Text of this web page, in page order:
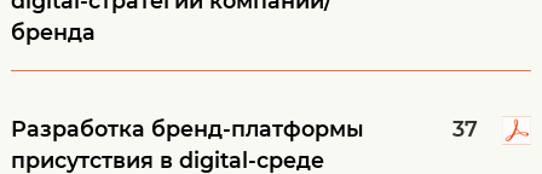
бренда
Разработка бренд-платформы
присутствия в digital-среде
37